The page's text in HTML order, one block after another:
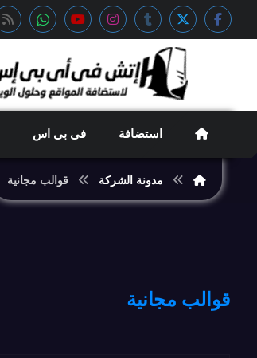
استضافة فى بى اس
مدونة الشركة قوالب مجانية
قوالب مجانية